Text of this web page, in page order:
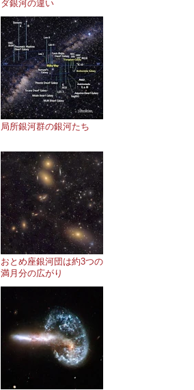
ダ銀河の違い
局所銀河群の銀河たち
おとめ座銀河団は約3つの
満月分の広がり